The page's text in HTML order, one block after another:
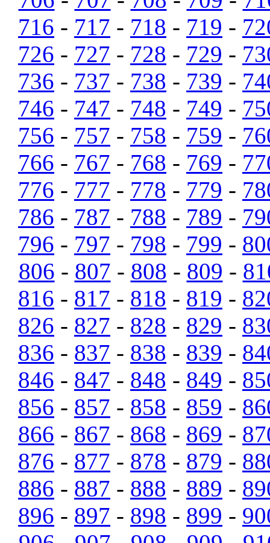
716 - 717 - 718 - 719 -
726 - 727 - 728 - 729 -
736 - 737 - 738 - 739 -
746 - 747 - 748 - 749 -
756 - 757 - 758 - 759 -
766 - 767 - 768 - 769 -
776 - 777 - 778 - 779 -
786 - 787 - 788 - 789 -
796 - 797 - 798 - 799 -
806 - 807 - 808 - 809 -
816 - 817 - 818 - 819 -
826 - 827 - 828 - 829 -
836 - 837 - 838 - 839 -
846 - 847 - 848 - 849 -
856 - 857 - 858 - 859 -
866 - 867 - 868 - 869 -
876 - 877 - 878 - 879 -
886 - 887 - 888 - 889 -
896 - 897 - 898 - 899 -